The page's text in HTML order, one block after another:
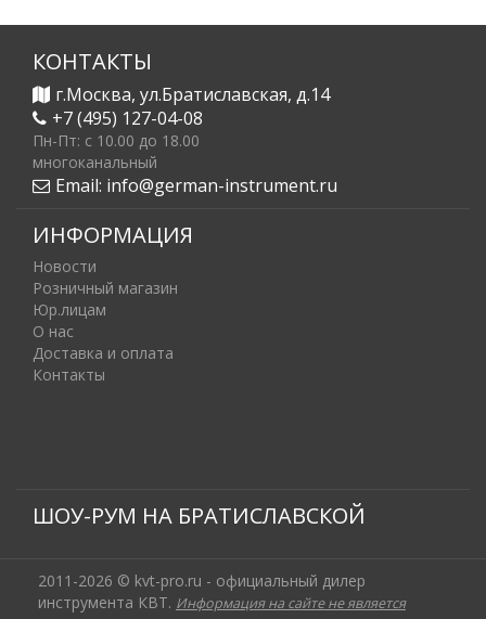
КОНТАКТЫ
г.Москва, ул.Братиславская, д.14
+7 (495) 127-04-08
Пн-Пт: c 10.00 до 18.00
многоканальный
Email: info@german-instrument.ru
ИНФОРМАЦИЯ
Новости
Розничный магазин
Юр.лицам
О нас
Доставка и оплата
Контакты
ШОУ-РУМ НА БРАТИСЛАВСКОЙ
2011-2026 © kvt-pro.ru - официальный дилер
инструмента КВТ. Информация на сайте не является